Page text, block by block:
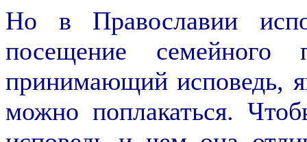
Но в Православии
посещение семейного
принимающий исповедь,
можно поплакаться.